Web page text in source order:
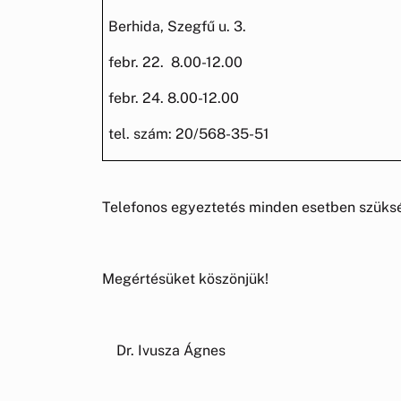
Berhida, Szegfű u. 3.
febr. 22. 8.00-12.00
febr. 24. 8.00-12.00
tel. szám: 20/568-35-51
Telefonos egyeztetés minden esetben
Megértésüket köszönjük!
Dr. Ivusza Ágnes